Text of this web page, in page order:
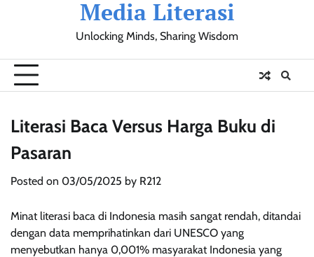
Media Literasi
Unlocking Minds, Sharing Wisdom
Pendidikan
SosialOlahraga
Resensi
Ulasan
Opini
Literasi Baca Versus Harga Buku di
Pasaran
Posted on 03/05/2025 by R212
Minat literasi baca di Indonesia masih sangat rendah, ditandai
dengan data memprihatinkan dari UNESCO yang
menyebutkan hanya 0,001% masyarakat Indonesia yang